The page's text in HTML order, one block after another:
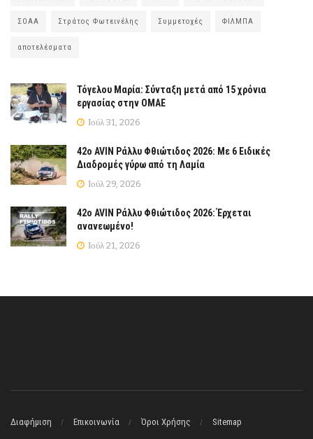
ΣΟΑΑ Στράτος Φωτεινέλης Συμμετοχές ΦΙΛΜΠΑ
αποτελέσματα
Τόγελου Μαρία: Σύνταξη μετά από 15 χρόνια
εργασίας στην ΟΜΑΕ
Ιούλ 31, 2026
42ο AVIN Ράλλυ Φθιώτιδος 2026: Με 6 Ειδικές
Διαδρομές γύρω από τη Λαμία
Ιούλ 29, 2026
42ο AVIN Ράλλυ Φθιώτιδος 2026: Έρχεται
ανανεωμένο!
Ιούλ 21, 2026
Διαφήμιση Επικοινωνία Όροι Χρήσης Sitemap